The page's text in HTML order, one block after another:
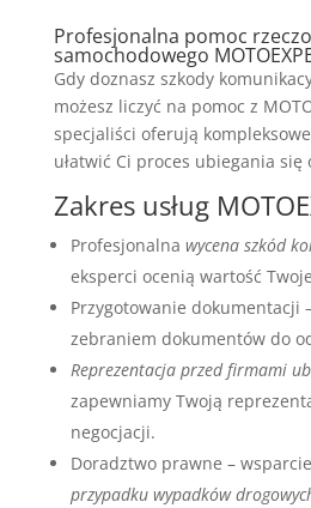
Profesjonalna pomoc
samochodowego
Gdy doznasz szkody
możesz liczyć na pomoc z
specjaliści oferują
ułatwić Ci proces ubiegania się
Zakres usług
Profesjonalna wycena szkód
eksperci ocenią wartość
Przygotowanie dokumentacji
zebraniem dokumentów do
Reprezentacja przed firmami
zapewniamy Twoją
negocjacji.
Doradztwo prawne –
przypadku wypadków